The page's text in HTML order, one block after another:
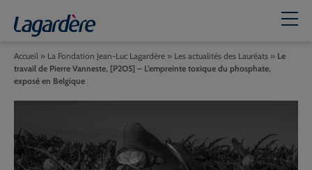
Accueil » La Fondation Jean-Luc Lagardère » Les actualités des Lauréats » Le
travail de Pierre Vanneste, [P2O5] – L’empreinte toxique du phosphate,
exposé en Belgique